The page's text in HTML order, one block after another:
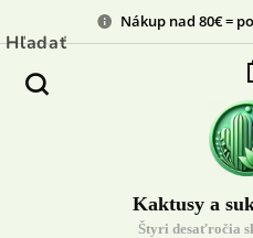
Nákup nad 80€ =
Kaktusy a
Štyri desaťročia
Hľadať